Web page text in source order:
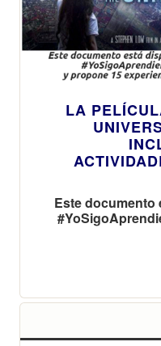
LA
Este documento